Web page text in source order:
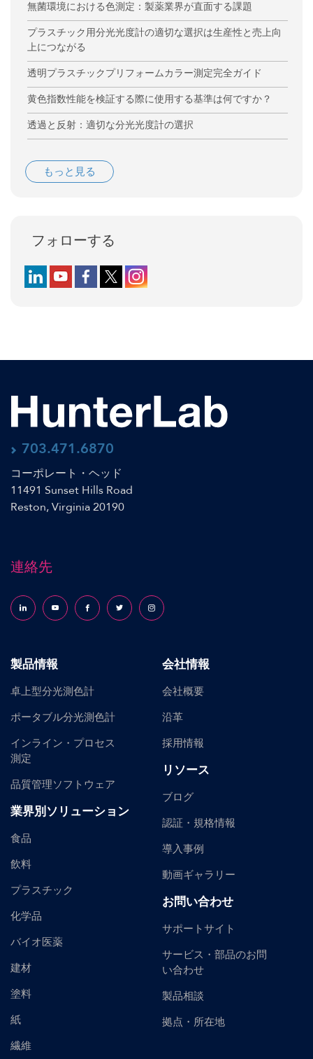
無菌環境における色測定：製薬業界が直面する課題
プラスチック用分光光度計の適切な選択は生産性と売上向
上につながる
透明プラスチックプリフォームカラー測定完全ガイド
黄色指数性能を検証する際に使用する基準は何ですか？
透過と反射：適切な分光光度計の選択
もっと見る
フォローする
Follow us on LinkedIn
Follow us on YouTube
Follow us on Facebook
Follow us on X (formerly Twitter)
Follow us on Instagram
703.471.6870
コーポレート・ヘッド
11491 Sunset Hills Road
Reston, Virginia 20190
連絡先
Follow us on LinkedInFollow us on YouTubeFollow us on Facebook
Follow us on X (formerly Twitter)
Follow us on Instagram
製品情報
卓上型分光測色計
ポータブル分光測色計
インライン・プロセス
測定
品質管理ソフトウェア
業界別ソリューション
食品
飲料
プラスチック
化学品
バイオ医薬
建材
塗料
紙
繊維
会社情報
会社概要
沿革
採用情報
リソース
ブログ
認証・規格情報
導入事例
動画ギャラリー
お問い合わせ
サポートサイト
サービス・部品のお問
い合わせ
製品相談
拠点・所在地